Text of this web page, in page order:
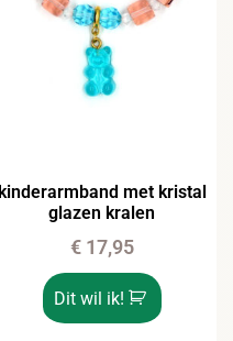
kinderarmband met kristal
glazen kralen
€17,95
Dit wil ik!